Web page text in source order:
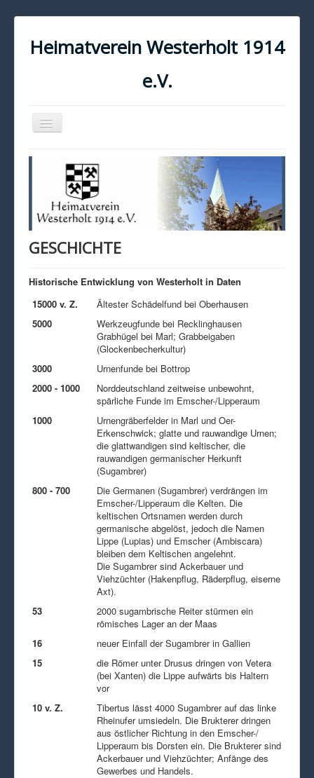
Heimatverein Westerholt 1914
e.V.
Navigation
an/aus
KONTAKT
IMPRESSUM
DATENSCHUTZ
GESCHICHTE
Historische Entwicklung von Westerholt in Daten
15000 v. Z.
Ältester Schädelfund bei Oberhausen
5000
Werkzeugfunde bei Recklinghausen
Grabhügel bei Marl; Grabbeigaben
(Glockenbecherkultur)
3000
Urnenfunde bei Bottrop
2000 - 1000
Norddeutschland zeitweise unbewohnt,
spärliche Funde im Emscher-/Lipperaum
1000
Urnengräberfelder in Marl und Oer-
Erkenschwick; glatte und rauwandige Urnen;
die glattwandigen sind keltischer, die
rauwandigen germanischer Herkunft
(Sugambrer)
800 - 700
Die Germanen (Sugambrer) verdrängen im
Emscher-/Lipperaum die Kelten. Die
keltischen Ortsnamen werden durch
germanische abgelöst, jedoch die Namen
Lippe (Lupias) und Emscher (Ambiscara)
bleiben dem Keltischen angelehnt.
Die Sugambrer sind Ackerbauer und
Viehzüchter (Hakenpflug, Räderpflug, eiserne
Axt).
53
2000 sugambrische Reiter stürmen ein
römisches Lager an der Maas
16
neuer Einfall der Sugambrer in Gallien
15
die Römer unter Drusus dringen von Vetera
(bei Xanten) die Lippe aufwärts bis Haltern
vor
10 v. Z.
Tibertus lässt 4000 Sugambrer auf das linke
Rheinufer umsiedeln. Die Brukterer dringen
aus östlicher Richtung in den Emscher-/
Lipperaum bis Dorsten ein. Die Brukterer sind
Ackerbauer und Viehzüchter; Anfänge des
Gewerbes und Handels.